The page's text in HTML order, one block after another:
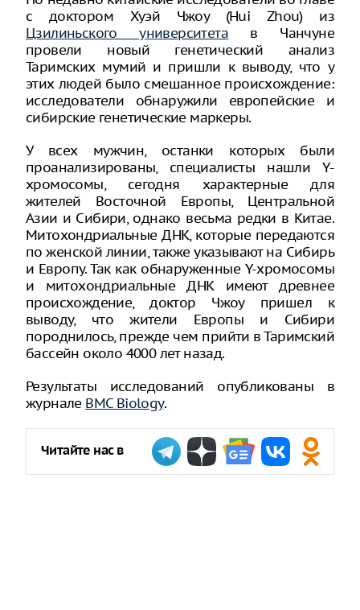
с доктором Хуэй Чжоу (Hui Zhou) из
Цзилиньского университета в Чанчуне
провели новый генетический анализ
Таримских мумий и пришли к выводу, что у
этих людей было смешанное происхождение:
исследователи обнаружили европейские и
сибирские генетические маркеры.
У всех мужчин, останки которых были
проанализированы, специалисты нашли Y-
хромосомы, сегодня характерные для
жителей Восточной Европы, Центральной
Азии и Сибири, однако весьма редки в Китае.
Митохондриальные ДНК, которые передаются
по женской линии, также указывают на Сибирь
и Европу. Так как обнаруженные Y-хромосомы
и митохондриальные ДНК имеют древнее
происхождение, доктор Чжоу пришел к
выводу, что жители Европы и Сибири
породнилось, прежде чем прийти в Таримский
бассейн около 4000 лет назад.
Результаты исследований опубликованы в
журнале BMC Biology.
Читайте нас в